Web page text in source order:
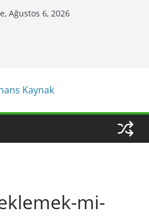
Ağustos 6, 2026
mi-